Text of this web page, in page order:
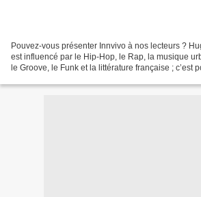
Pouvez-vous présenter Innvivo à nos lecteurs ?
est influencé par le Hip-Hop, le Rap, la musique
le Groove, le Funk et la littérature française ; c’est